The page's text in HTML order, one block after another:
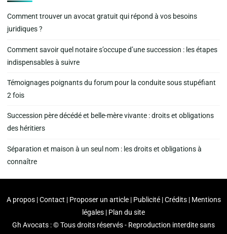
Comment trouver un avocat gratuit qui répond à vos besoins
juridiques ?
Comment savoir quel notaire s’occupe d’une succession : les étapes
indispensables à suivre
Témoignages poignants du forum pour la conduite sous stupéfiant
2 fois
Succession père décédé et belle-mère vivante : droits et obligations
des héritiers
Séparation et maison à un seul nom : les droits et obligations à
connaître
A propos | Contact | Proposer un article | Publicité | Crédits | Mentions
légales | Plan du site
Gh Avocats : © Tous droits réservés - Reproduction interdite sans